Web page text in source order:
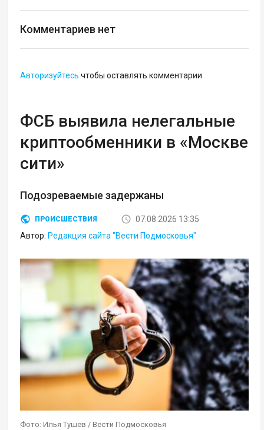
Комментариев нет
Авторизуйтесь чтобы оставлять комментарии
ФСБ выявила нелегальные
криптообменники в «Москве
сити»
Подозреваемые задержаны
ПРОИСШЕСТВИЯ
07.08.2026 13:35
Автор: Редакция сайта "Вести Подмосковья"
Фото: Илья Тушев / Вести Подмосковья